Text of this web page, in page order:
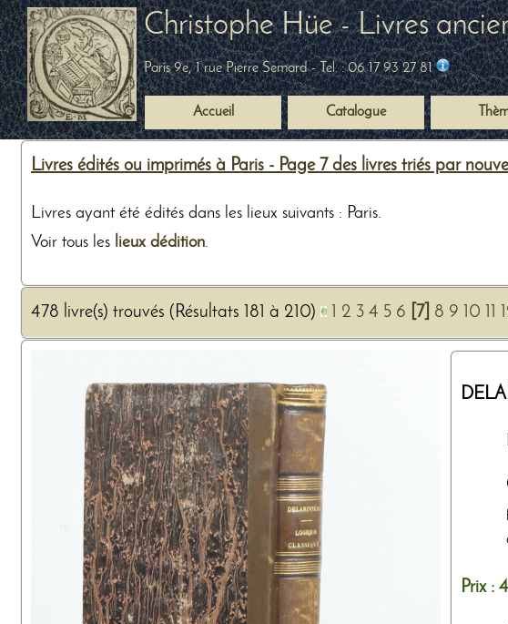
Christophe Hüe - Livres
Paris 9e, 1 rue Pierre Semard- Tel. :06 17 93 27 81
Accueil Catalogue
Livres édités ou imprimés à Paris - Page 7 des livres triés par
Livres ayant été édités dans les lieux suivants : Paris.
Voir tous les lieux dédition.
478 livre(s) trouvés (Résultats 181 à 210) 2 3 4 5 6 [7] 8 9 10
Prix :